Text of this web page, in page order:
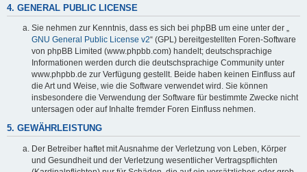
4. GENERAL PUBLIC LICENSE
Sie nehmen zur Kenntnis, dass es sich bei phpBB um eine unter der „
GNU General Public License v2“ (GPL) bereitgestellten Foren-Software
von phpBB Limited (www.phpbb.com) handelt; deutschsprachige
Informationen werden durch die deutschsprachige Community unter
www.phpbb.de zur Verfügung gestellt. Beide haben keinen Einfluss auf
die Art und Weise, wie die Software verwendet wird. Sie können
insbesondere die Verwendung der Software für bestimmte Zwecke nicht
untersagen oder auf Inhalte fremder Foren Einfluss nehmen.
5. GEWÄHRLEISTUNG
Der Betreiber haftet mit Ausnahme der Verletzung von Leben, Körper
und Gesundheit und der Verletzung wesentlicher Vertragspflichten